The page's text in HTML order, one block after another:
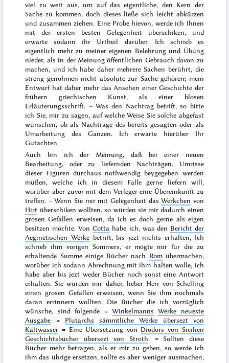
viel zu weit aus, um auf das eigentliche, den Kern der
Sache zu kommen; doch dieses ließe sich leicht abkürzen
und zusammen ziehen. Eine Probe hievon, werde ich Ihnen
mit der ersten besten Gelegenheit überschiken, und
erwarte sodann ihr Urtheil darüber. Ich schrieb es
eigentlich mehr zu meiner eigenen Belehrung und Übung
nieder, als in der Meinung öffentlichen Gebrauch davon zu
machen, und ich habe daher mehrere Sachen berührt, die
streng genohmen nicht absolute zur Sache gehören; mein
Entwurf hat daher mehr das Ansehen einer Geschichte der
frühern griechischen Kunst, als einer blosen
Erläuterungsschrift. – Was den Nachtrag betrift, so bitte
ich Sie, mir zu sagen, auf welche Weise Sie solche abgefast
wünschen, ob als Nachträge des bereits gesagten oder als
Umarbeitung des Ganzen. Ich erwarte hierüber Ihr
Gutachten.
Auch bin ich der Meinung, daß bei einer neuen
Bearbeitung, oder zu liefernden Nachträgen, Umrisse
dieser Figuren durchaus nothwendig beygegeben werden
müßen, welche ich in diesem Falle gerne liefern will,
worüber aber zuvor mit dem Verleger eine Übereinkunft zu
treffen. – Wenn Sie mir mit Gelegenheit dasWerkchen von
Hirt überschiken wollten, so würden sie mir dadurch einen
grosen Gefallen erweisen, da ich es doch gerne als eigen
besitzen möchte. VonCotta habe ich, was den Bericht der
Aeginetischen Werkebetrift, bis jezt nichts erhalten, Ich
schrieb ihm vorigen Sommers, er mögte mir für die zu
erhaltende Summe einige Bücher nach Romübermachen,
worüber ich sodann Abrechnung mit ihm halten wolle, ich
habe aber bis jezt weder Bücher noch sonst eine Antwort
erhalten. Sie würden mir daher, lieber Herr von Schelling
einen grosen Gefallen erweisen, wenn Sie ihm nochmals
daran errinnern wollten. Die Bücher die ich vorzüglich
wünsche, sind folgende = Winkelmanns Werke neueste
Ausgabe = Plutarchs
sämmtliche Werke übersezt von
Kaltwasser = Eine Ubersetzung von Diodors von Sicilien
Geschichtsbücher übersezt von Stroth. = Sollten diese
Bücher mehr betragen, als er mir zu geben, so werde ich
ihm das übrige ersetzen, sollte es aber weniger ausmachen,